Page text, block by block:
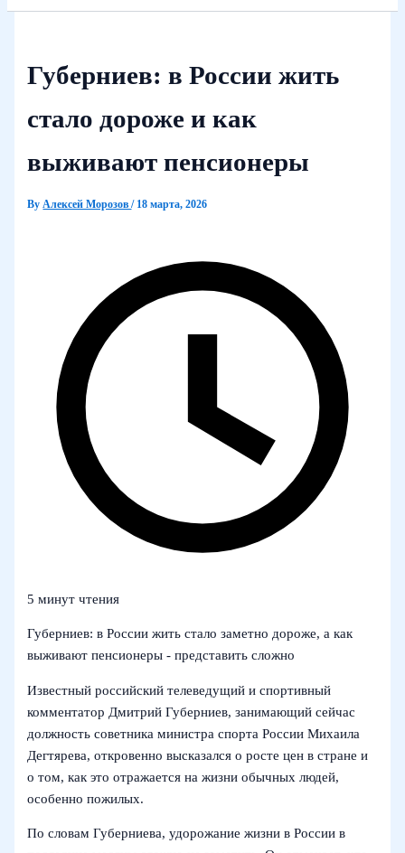
Губерниев: в России жить
стало дороже и как
выживают пенсионеры
By Алексей Морозов/ 18 марта, 2026
5 минут чтения
Губерниев: в России жить стало заметно дороже, а как
выживают пенсионеры - представить сложно
Известный российский телеведущий и спортивный
комментатор Дмитрий Губерниев, занимающий сейчас
должность советника министра спорта России Михаила
Дегтярева, откровенно высказался о росте цен в стране и
о том, как это отражается на жизни обычных людей,
особенно пожилых.
По словам Губерниева, удорожание жизни в России в